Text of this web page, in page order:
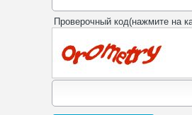
Проверочный код(нажмите на